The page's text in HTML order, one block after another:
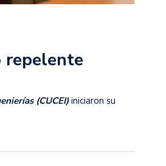
repelente
(CUCEI)iniciaron su